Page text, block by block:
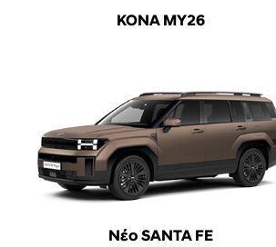
KONA MY26
Νέο SANTA FE